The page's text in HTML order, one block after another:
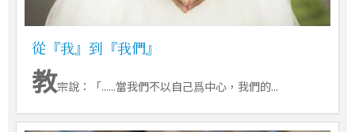
從『我』到『我們』
教宗說：「......當我們不以自己爲中心，我們的...